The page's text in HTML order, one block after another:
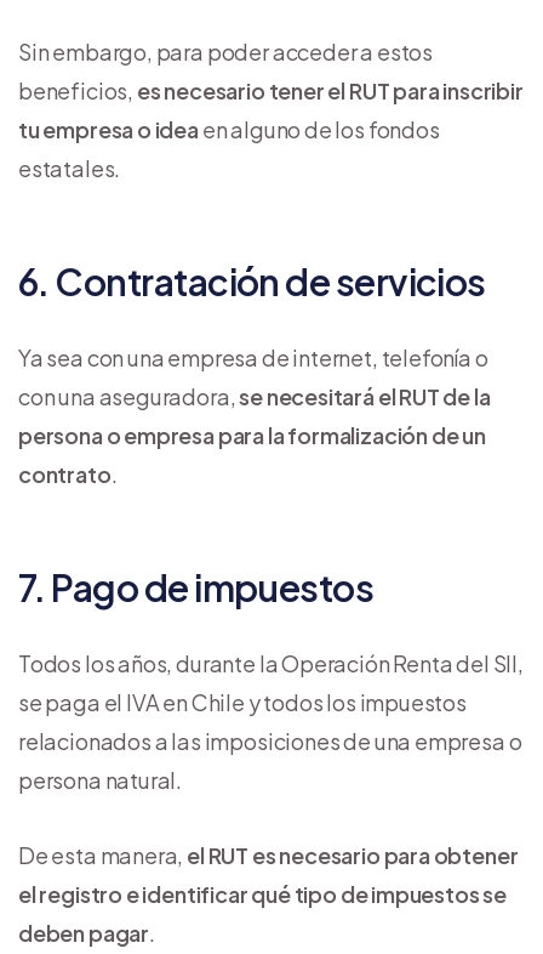
Sin embargo, para poder acceder a estos
beneficios, es necesario tener el RUT para inscribir
tu empresa o idea en alguno de los fondos
estatales.
6. Contratación de servicios
Ya sea con una empresa de internet, telefonía o
con una aseguradora,se necesitará el RUT de la
persona o empresa para la formalización de un
contrato.
7. Pago de impuestos
Todos los años, durante la Operación Renta del SII,
se paga el IVA en Chile y todos los impuestos
relacionados a las imposiciones de una empresa o
persona natural.
De esta manera, el RUT es necesario para obtener
el registro e identificar qué tipo de impuestos se
deben pagar.